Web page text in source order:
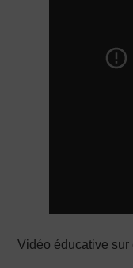
Vidéo éducative sur